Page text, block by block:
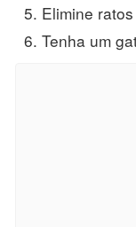
Elimine
Tenha um